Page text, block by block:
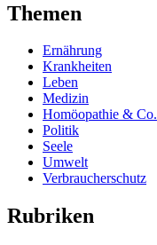
Themen
Ernährung
Krankheiten
Leben
Medizin
Homöopathie & Co.
Politik
Seele
Umwelt
Verbraucherschutz
Rubriken